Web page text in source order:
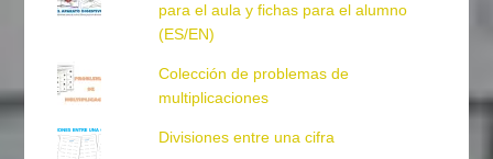
para el aula y fichas para el alumno
(ES/EN)
Colección de problemas de
multiplicaciones
Divisiones entre una cifra